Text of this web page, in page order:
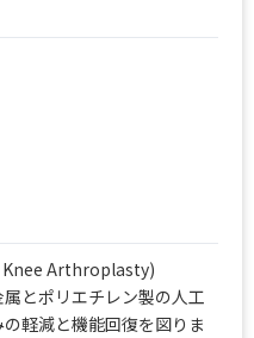
Knee Arthroplasty)
とポリエチレン製の人工
軽減と機能回復を図りま